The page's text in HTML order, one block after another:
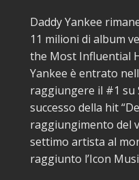
Daddy Yankee
11 milioni di album
the Most Influential
Yankee è entrato
raggiungere il #1 su
successo della hit
raggiungimento del
settimo artista al
raggiunto l’Icon